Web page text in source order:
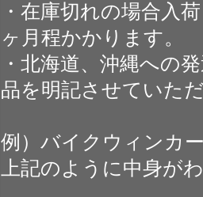
・在庫切れの場合入
ヶ月程かかります。
・北海道、沖縄への
品を明記させていた
例）バイクウィンカ
上記のように中身が